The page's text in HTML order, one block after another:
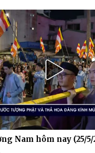
Nam hôm nay (25/5/